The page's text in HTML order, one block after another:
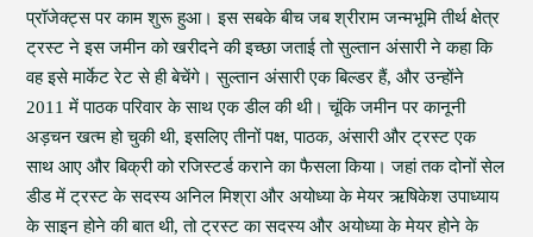
प्रॉजेक्ट्स पर काम शुरू हुआ। इस सबके बीच जब श्रीराम जन्मभूमि तीर्थ क्षेत्र
ट्रस्ट ने इस जमीन को खरीदने की इच्छा जताई तो सुल्तान अंसारी ने कहा कि
वह इसे मार्केट रेट से ही बेचेंगे। सुल्तान अंसारी एक बिल्डर हैं, और उन्होंने
2011 में पाठक परिवार के साथ एक डील की थी। चूंकि जमीन पर कानूनी
अड़चन खत्म हो चुकी थी, इसलिए तीनों पक्ष, पाठक, अंसारी और ट्रस्ट एक
साथ आए और बिक्री को रजिस्टर्ड कराने का फैसला किया। जहां तक दोनों सेल
डीड में ट्रस्ट के सदस्य अनिल मिश्रा और अयोध्या के मेयर ऋषिकेश उपाध्याय
के साइन होने की बात थी, तो ट्रस्ट का सदस्य और अयोध्या के मेयर होने के